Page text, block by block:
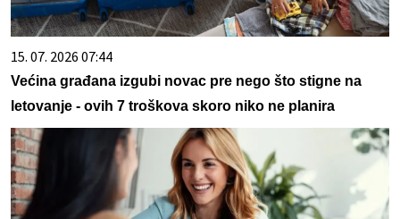
15. 07. 2026 07:44
Većina građana izgubi novac pre nego što stigne na
letovanje - ovih 7 troškova skoro niko ne planira